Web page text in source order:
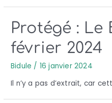
Protégé : Le
février 2024
Bidule / 16 janvier 2024
Il n’y a pas d’extrait, car